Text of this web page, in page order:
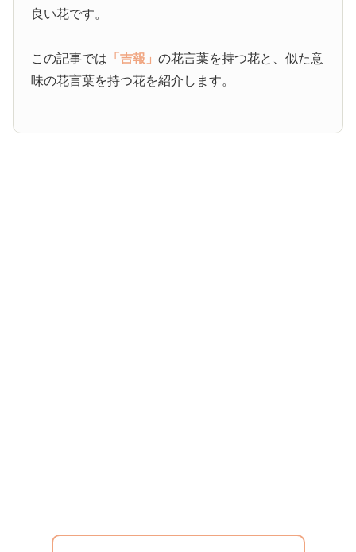
良い花です。
この記事では 「吉報」の花言葉を持つ花と、似た意
味の花言葉を持つ花を紹介します。